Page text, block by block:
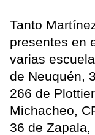
Tanto
presentes en
varias
de Neuquén,
266 de
Michacheo,
36 de Zapala,